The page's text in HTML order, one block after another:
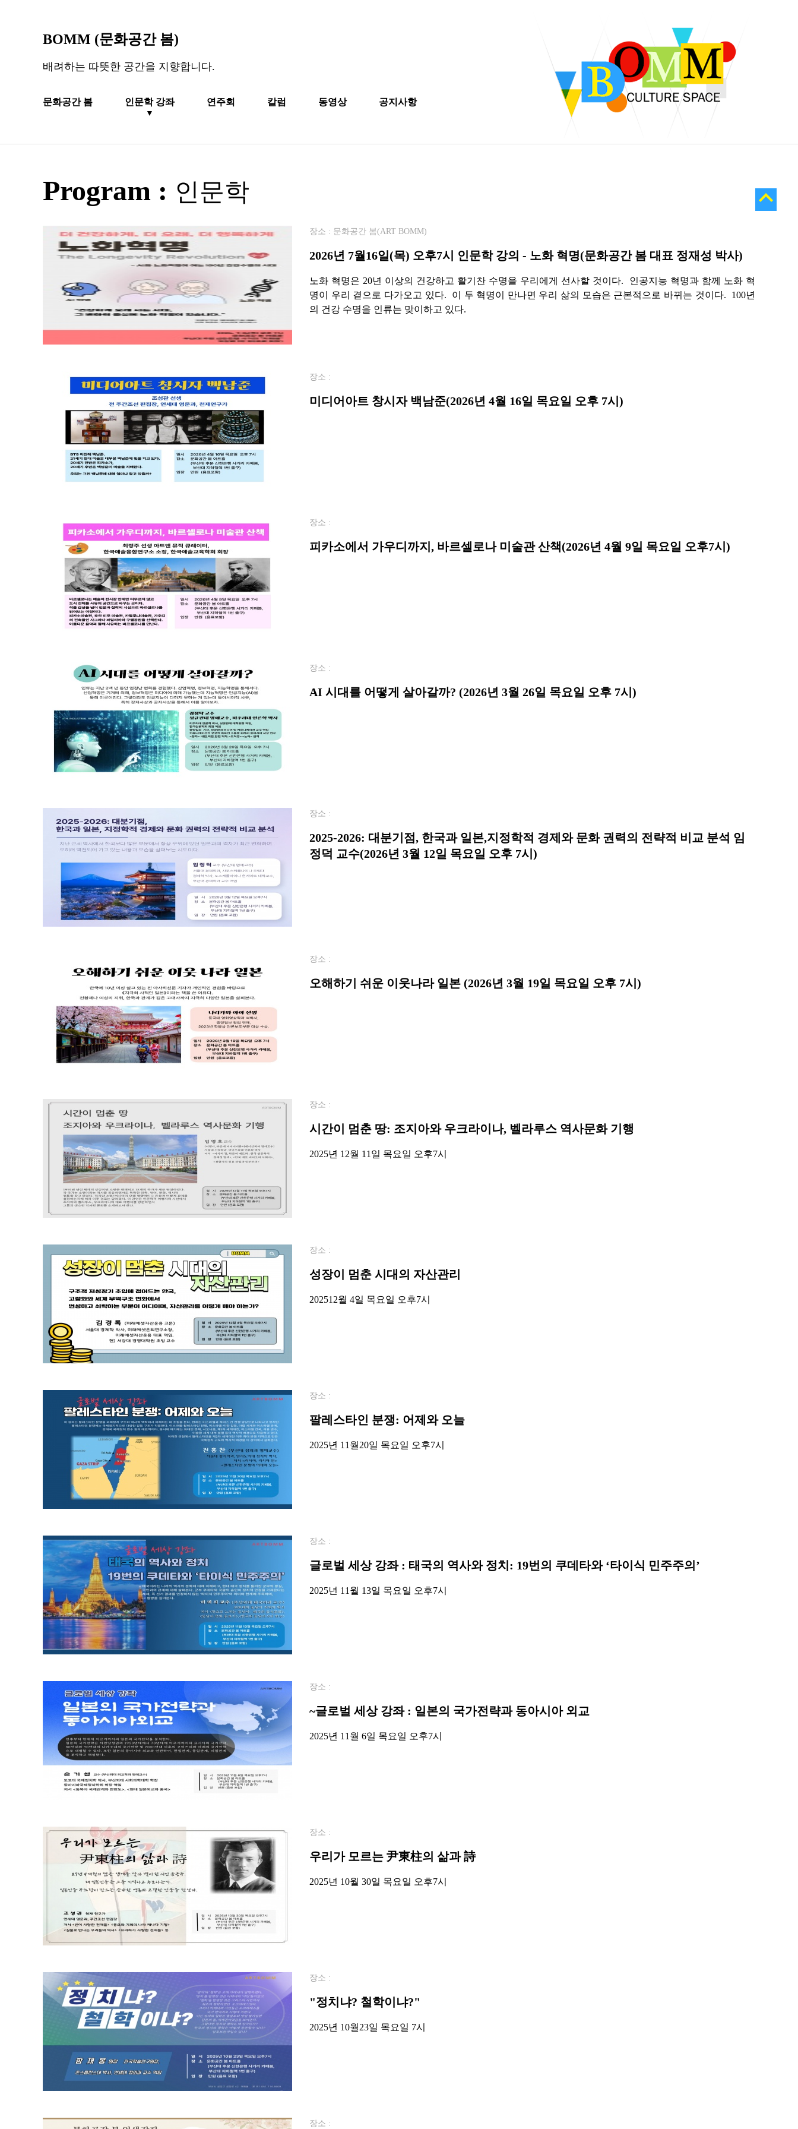
BOMM (문화공간 봄)
배려하는 따뜻한 공간을 지향합니다.
문화공간 봄 인문학 강좌
▼
연주회 칼럼 동영상 공지사항
Program : 인문학
장소 : 문화공간 봄(ART BOMM)
2026년 7월16일(목) 오후7시 인문학 강의 - 노화 혁명(문화공간 봄 대표 정재성 박사)
노화 혁명은 20년 이상의 건강하고 활기찬 수명을 우리에게 선사할 것이다. 인공지능 혁명과 함께 노화 혁
명이 우리 곁으로 다가오고 있다. 이 두 혁명이 만나면 우리 삶의 모습은 근본적으로 바뀌는 것이다. 100년
의 건강 수명을 인류는 맞이하고 있다.
장소 :
미디어아트 창시자 백남준(2026년 4월 16일 목요일 오후 7시)
장소 :
피카소에서 가우디까지, 바르셀로나 미술관 산책(2026년 4월 9일 목요일 오후7시)
장소 :
AI 시대를 어떻게 살아갈까? (2026년 3월 26일 목요일 오후 7시)
장소 :
2025-2026: 대분기점, 한국과 일본,지정학적 경제와 문화 권력의 전략적 비교 분석 임
정덕 교수(2026년 3월 12일 목요일 오후 7시)
장소 :
오해하기 쉬운 이웃나라 일본 (2026년 3월 19일 목요일 오후 7시)
장소 :
시간이 멈춘 땅: 조지아와 우크라이나, 벨라루스 역사문화 기행
2025년 12월 11일 목요일 오후7시
장소 :
성장이 멈춘 시대의 자산관리
202512월 4일 목요일 오후7시
장소 :
팔레스타인 분쟁: 어제와 오늘
2025년 11월20일 목요일 오후7시
장소 :
글로벌 세상 강좌 : 태국의 역사와 정치: 19번의 쿠데타와 ‘타이식 민주주의’
2025년 11월 13일 목요일 오후7시
장소 :
~글로벌 세상 강좌 : 일본의 국가전략과 동아시아 외교
2025년 11월 6일 목요일 오후7시
장소 :
우리가 모르는 尹東柱의 삶과 詩
2025년 10월 30일 목요일 오후7시
장소 :
"정치냐? 철학이냐?"
2025년 10월23일 목요일 7시
장소 :